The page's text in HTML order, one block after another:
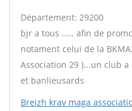
Département: 29200
bjr a tous ..... afin de
notament celui de la
Association 29 )...un club
et banlieusards
Breizh krav maga